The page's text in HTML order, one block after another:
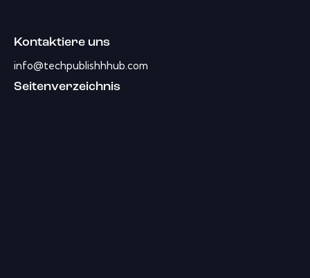
Kontaktiere uns
info@techpublishhhub.com
Seitenverzeichnis